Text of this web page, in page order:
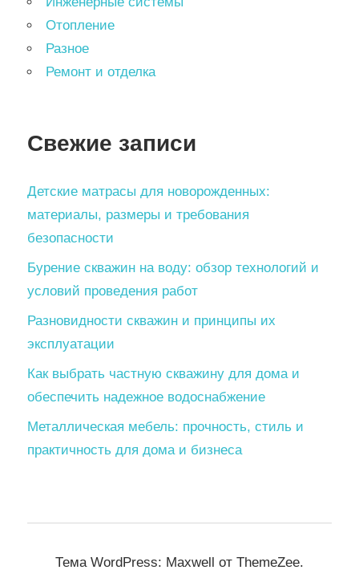
Отопление
Разное
Ремонт и отделка
Свежие записи
Детские матрасы для новорожденных:
материалы, размеры и требования
безопасности
Бурение скважин на воду: обзор технологий и
условий проведения работ
Разновидности скважин и принципы их
эксплуатации
Как выбрать частную скважину для дома и
обеспечить надежное водоснабжение
Металлическая мебель: прочность, стиль и
практичность для дома и бизнеса
Тема WordPress: Maxwell от ThemeZee.